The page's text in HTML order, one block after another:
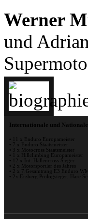
Werner
und
Internationale und
• 11 x Enduro Europameister
• 7 x Enduro Staatsmeister
• 3 x Motocross Staatsmeister
• 1 x Hillclimbing Europameister
• 12 x Int. Hallencross Sieger
• 2 x Motorsportler des Jahres
• 2 x 7.Gesamtrang E3 Enduro WM
• 2x Erzberg Prologsieger, Hare